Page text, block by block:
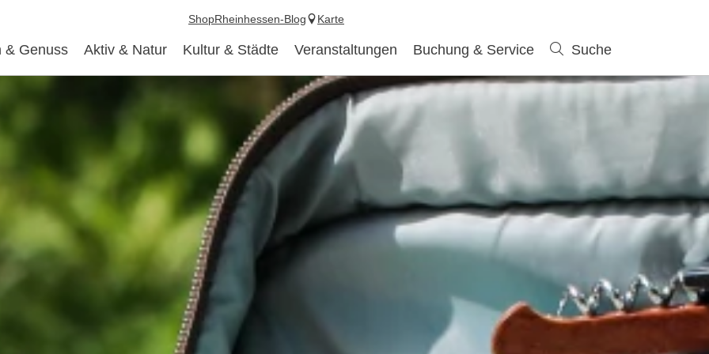
& Genuss Aktiv & Natur Kultur & Städte Veranstaltungen Buchung & Service Suche
ShopRheinhessen-Blog Karte